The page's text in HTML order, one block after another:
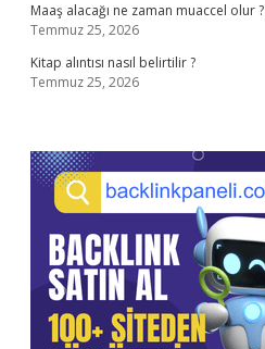
Maaş alacağı ne zaman muaccel olur ?
Temmuz 25, 2026
Kitap alıntısı nasıl belirtilir ?
Temmuz 25, 2026